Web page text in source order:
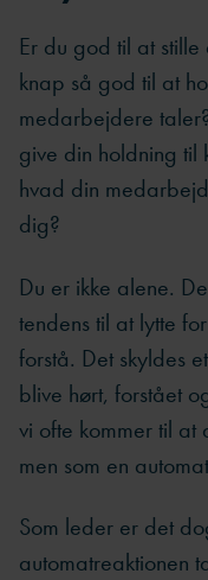
Er du god til at
knap så god til at
medarbejdere
give din holdning
hvad din
dig?
Du er ikke alene.
tendens til at lytte
forstå. Det skyldes
blive hørt, forstået
vi ofte kommer til
men som en
Som leder er det
automatreaktionen